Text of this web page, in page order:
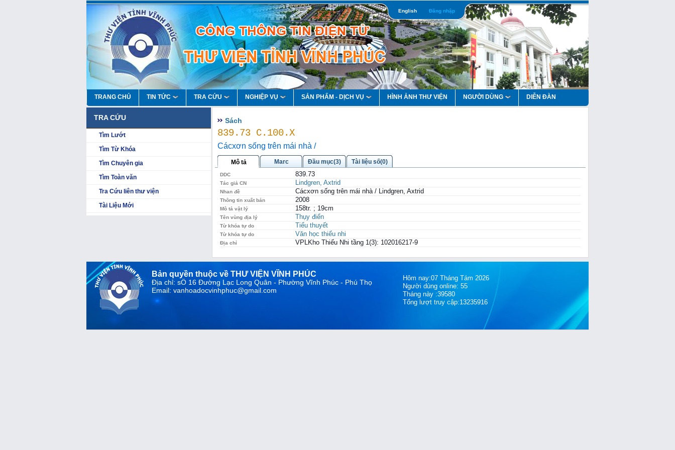
English Đăng nhập
TRANG CHỦ TIN TỨC TRA CỨU NGHIỆP VỤ SẢN PHẨM - DỊCH VỤ HÌNH ẢNH THƯ VIỆN NGƯỜI DÙNG DIỄN ĐÀN
TRA CỨU
Tìm Lướt
Tìm Từ Khóa
Tìm Chuyên gia
Tìm Toàn văn
Tra Cứu liên thư viện
Tài Liệu Mới
Sách
839.73 C.100.X
Cácxơn sống trên mái nhà /
Mô tả Marc Đầu mục(3) Tài liệu số(0)
DDC 839.73
Tác giả CN Lindgren, Axtrid
Nhan đề Cácxơn sống trên mái nhà / Lindgren, Axtrid
Thông tin xuất bản 2008
Mô tả vật lý 158tr. ; 19cm
Tên vùng địa lý Thụy điển
Từ khóa tự do Tiểu thuyết
Từ khóa tự do Văn học thiếu nhi
Địa chỉ VPLKho Thiếu Nhi tầng 1(3): 102016217-9
Bản quyền thuộc về THƯ VIỆN VĨNH PHÚC
Địa chỉ: sỐ 16 Đường Lạc Long Quân - Phường Vĩnh Phúc - Phú Thọ
Email: vanhoadocvinhphuc@gmail.com
Hôm nay:07 Tháng Tám 2026
Người dùng online: 55
Tháng này :39580
Tổng lượt truy cập:13235916